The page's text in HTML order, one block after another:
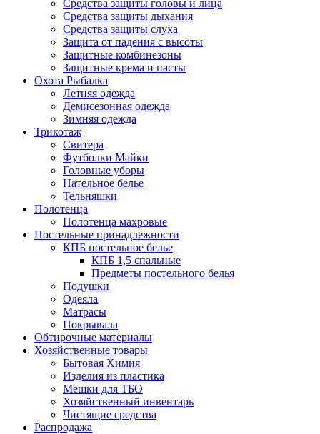
Средства защиты головы и лица
Средства защиты дыхания
Средства защиты слуха
Защита от падения с высоты
Защитные комбинезоны
Защитные крема и пасты
Охота Рыбалка
Летняя одежда
Демисезонная одежда
Зимняя одежда
Трикотаж
Свитера
Футболки Майки
Головные уборы
Нательное белье
Тельняшки
Полотенца
Полотенца махровые
Постельные принадлежности
КПБ постельное белье
КПБ 1,5 спальные
Предметы постельного белья
Подушки
Одеяла
Матрасы
Покрывала
Обтирочные материалы
Хозяйственные товары
Бытовая Химия
Изделия из пластика
Мешки для ТБО
Хозяйственный инвентарь
Чистящие средства
Распродажа